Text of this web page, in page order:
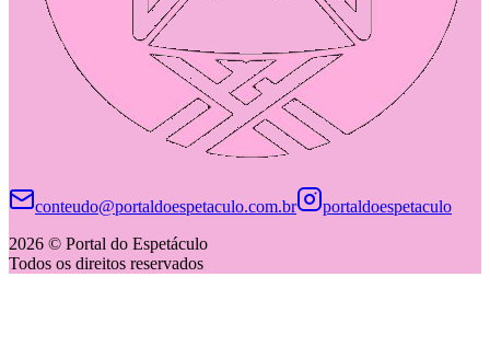
conteudo@portaldoespetaculo.com.br
portaldoespetaculo
2026 © Portal do Espetáculo
Todos os direitos reservados